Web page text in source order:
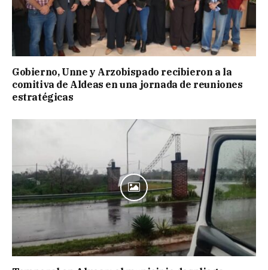
Gobierno, Unne y Arzobispado recibieron a la
comitiva de Aldeas en una jornada de reuniones
estratégicas